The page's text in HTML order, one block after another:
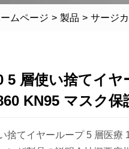
ムページ > 製品 > サージ
5 層使い捨てイ
KN95 マスク保
捨てイヤーループ 5 層医療